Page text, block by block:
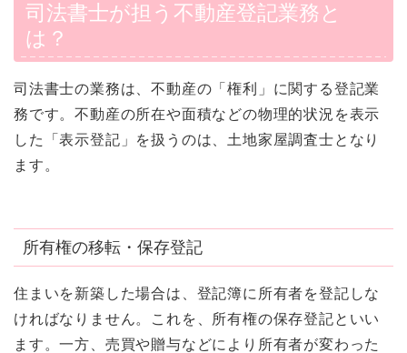
司法書士が担う不動産登記業務と
は？
司法書士の業務は、不動産の「権利」に関する登記業
務です。不動産の所在や面積などの物理的状況を表示
した「表示登記」を扱うのは、土地家屋調査士となり
ます。
所有権の移転・保存登記
住まいを新築した場合は、登記簿に所有者を登記しな
ければなりません。これを、所有権の保存登記といい
ます。一方、売買や贈与などにより所有者が変わった